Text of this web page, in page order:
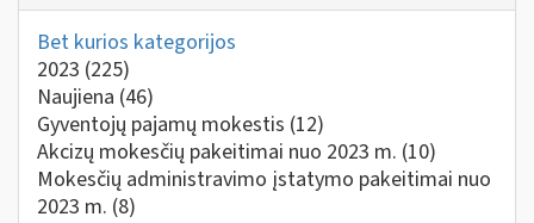
Bet kurios kategorijos
2023 (225)
Naujiena (46)
Gyventojų pajamų mokestis (12)
Akcizų mokesčių pakeitimai nuo 2023 m. (10)
Mokesčių administravimo įstatymo pakeitimai nuo
2023 m. (8)